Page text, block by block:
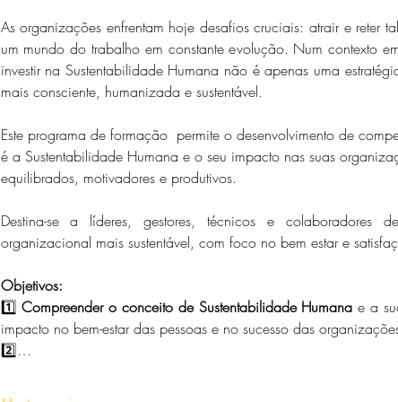
As organizações enfrentam hoje desafios cruciais: atrair e reter
um mundo do trabalho em constante evolução. Num contexto
investir na Sustentabilidade Humana não é apenas uma
mais consciente, humanizada e sustentável.
Este programa de formação  permite o desenvolvimento de
é a Sustentabilidade Humana e o seu impacto nas suas
equilibrados, motivadores e produtivos.
Destina-se a líderes, gestores, técnicos e colaboradores
organizacional mais sustentável, com foco no bem estar e
Objetivos:
1️⃣ Compreender o conceito de Sustentabilidade Humana e a
impacto no bem-estar das pessoas e no sucesso das
2️⃣…